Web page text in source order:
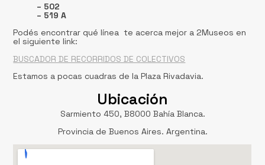
– 502
– 519 A
Podés encontrar qué línea te acerca mejor a 2Museos en
el siguiente link:
BUSCADOR DE RECORRIDOS DE COLECTIVOS
Estamos a pocas cuadras de la Plaza Rivadavia.
Ubicación
Sarmiento 450, B8000 Bahía Blanca.
Provincia de Buenos Aires. Argentina.